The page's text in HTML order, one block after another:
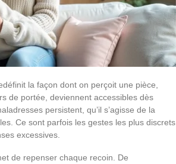
la façon dont on perçoit une pièce,
de portée, deviennent accessibles dès
persistent, qu’il s’agisse de la
Ce sont parfois les gestes les plus discrets
excessives.
de repenser chaque recoin. De